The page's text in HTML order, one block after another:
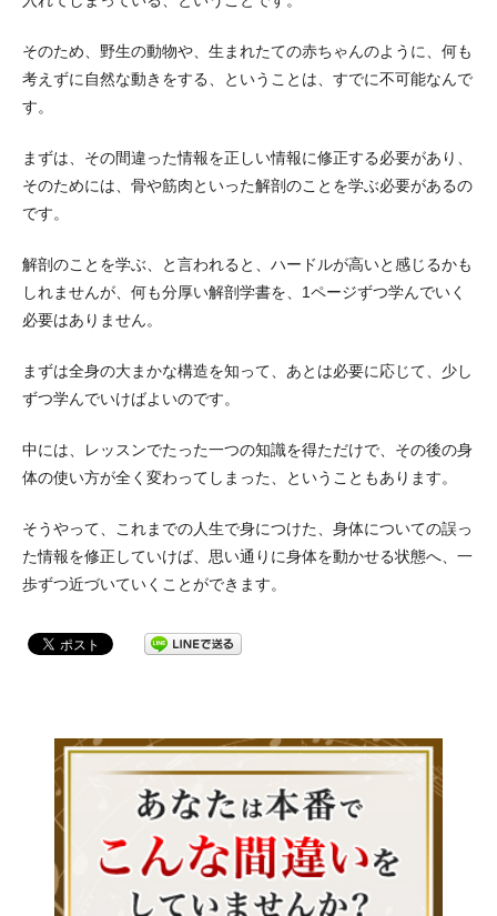
そのため、野生の動物や、生まれたての赤ちゃんのように、何も
考えずに自然な動きをする、ということは、すでに不可能なんで
す。
まずは、その間違った情報を正しい情報に修正する必要があり、
そのためには、骨や筋肉といった解剖のことを学ぶ必要があるの
です。
解剖のことを学ぶ、と言われると、ハードルが高いと感じるかも
しれませんが、何も分厚い解剖学書を、1ページずつ学んでいく
必要はありません。
まずは全身の大まかな構造を知って、あとは必要に応じて、少し
ずつ学んでいけばよいのです。
中には、レッスンでたった一つの知識を得ただけで、その後の身
体の使い方が全く変わってしまった、ということもあります。
そうやって、これまでの人生で身につけた、身体についての誤っ
た情報を修正していけば、思い通りに身体を動かせる状態へ、一
歩ずつ近づいていくことができます。